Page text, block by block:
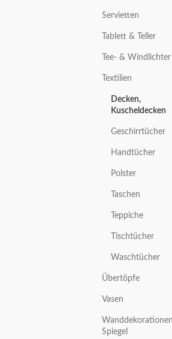
Servietten
Tablett & Teller
Tee- & Windlichter
Textilien
Decken,
Kuscheldecken
Geschirrtücher
Handtücher
Polster
Taschen
Teppiche
Tischtücher
Waschtücher
Übertöpfe
Vasen
Spiegel